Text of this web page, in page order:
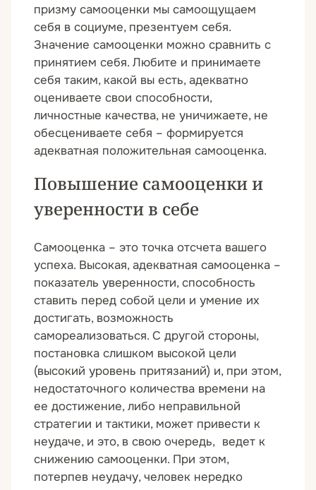
призму самооценки мы самоощущаем
себя в социуме, презентуем себя.
Значение самооценки можно сравнить с
принятием себя. Любите и принимаете
себя таким, какой вы есть, адекватно
оцениваете свои способности,
личностные качества, не уничижаете, не
обесцениваете себя – формируется
адекватная положительная самооценка.
Повышение самооценки и
уверенности в себе
Самооценка – это точка отсчета вашего
успеха. Высокая, адекватная самооценка –
показатель уверенности, способность
ставить перед собой цели и умение их
достигать, возможность
самореализоваться. С другой стороны,
постановка слишком высокой цели
(высокий уровень притязаний) и, при этом,
недостаточного количества времени на
ее достижение, либо неправильной
стратегии и тактики, может привести к
неудаче, и это, в свою очередь, ведет к
снижению самооценки. При этом,
потерпев неудачу, человек нередко